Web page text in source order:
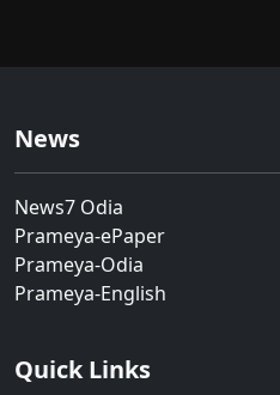
News
News7 Odia
Prameya-ePaper
Prameya-Odia
Prameya-English
Quick Links